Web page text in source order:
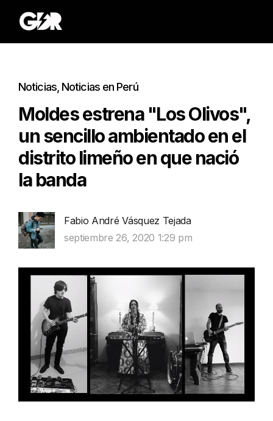
Noticias, Noticias en Perú
Moldes estrena "Los Olivos",
un sencillo ambientado en el
distrito limeño en que nació
la banda
Fabio André Vásquez Tejada
septiembre 26, 2020 1:29 pm